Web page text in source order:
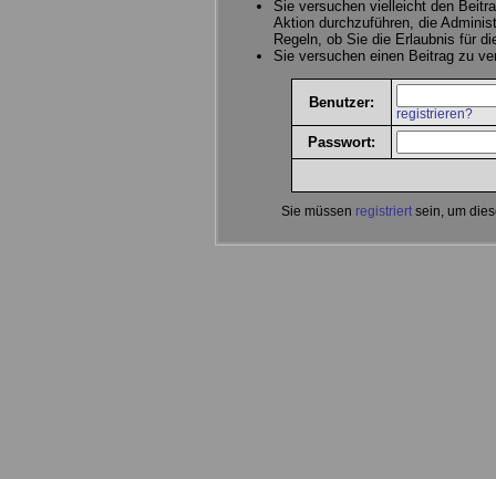
Sie versuchen vielleicht den
Aktion durchzuführen, die
Regeln, ob Sie die Erlaubnis für
Sie versuchen einen Beitrag zu
Benutzer:
registrieren?
Passwort:
Sie müssen registriert sein, um